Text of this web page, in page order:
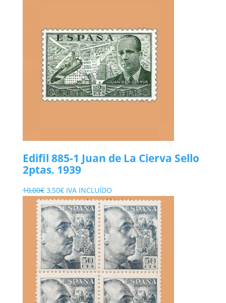
10,00€.4,50€.
Edifil 885-1 Juan de La Cierva Sello
2ptas. 1939
10,00€ El
precio
original
era:
10,00€.
3,50€El
precio
actual
es:
3,50€.
IVA INCLUÍDO